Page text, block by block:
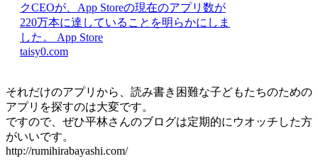
クCEOが、App Storeの現在のアプリ数が
220万本に達していることを明らかにしま
した。 App Store
taisy0.com
それだけのアプリから、読み書き困難な子どもたちのための
アプリを探すのは大変です。
ですので、ぜひ平林さんのブログは定期的にウオッチした方
がいいです。
http://rumihirabayashi.com/